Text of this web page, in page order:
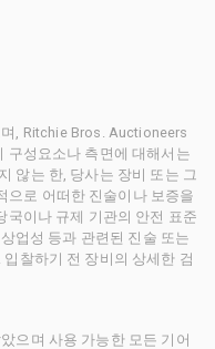
, Ritchie Bros. Auctioneers
구성요소나 측면에 대해서는
않는 한, 당사는 장비 또는 그
으로 어떠한 진술이나 보증을
국이나 규제 기관의 안전 표준
업성 등과 관련된 진술 또는
찰하기 전 장비의 상세한 검
으며 사용 가능한 모든 기어